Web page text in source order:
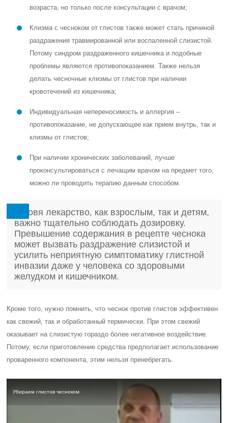
возраста, но только после консультации с врачом;
Клизма с чесноком от глистов также может стать причиной
раздражения травмированной или воспаленной слизистой.
Потому синдром раздраженного кишечника и подобные
проблемы являются противопоказанием. Также нельзя
делать чесночные клизмы от глистов при наличии
кровотечений из кишечника;
Индивидуальная непереносимость и аллергия –
противопоказание, не допускающее как прием внутрь, так и
клизмы от глистов;
При наличии хронических заболеваний, лучше
проконсультироваться с лечащим врачом на предмет того,
можно ли проводить терапию данным способом.
Готовя лекарство, как взрослым, так и детям,
важно тщательно соблюдать дозировку.
Превышение содержания в рецепте чеснока
может вызвать раздражение слизистой и
усилить неприятную симптоматику глистной
инвазии даже у человека со здоровыми
желудком и кишечником.
Кроме того, нужно помнить, что чеснок против глистов эффективен
как свежий, так и обработанный термически. При этом свежий
оказывает на слизистую гораздо более негативное воздействие.
Потому, если приготовление средства предполагает использование
проваренного компонента, этим нельзя пренебрегать.
Убираем глистов чесноком